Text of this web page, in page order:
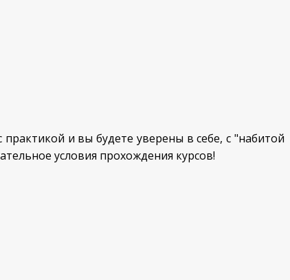
и вы будете уверены в себе, с "набитой
условия прохождения курсов!